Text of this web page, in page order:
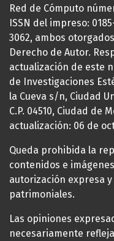
Red de Cómputo
ISSN del impreso:
3062, ambos
Derecho de Autor.
actualización de este
de Investigaciones
la Cueva s/n, Ciudad
C.P. 04510, Ciudad de
actualización: 06 de
Queda prohibida la
contenidos e
autorización expresa
patrimoniales.
Las opiniones
necesariamente